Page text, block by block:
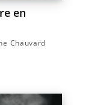
en
Chauvard